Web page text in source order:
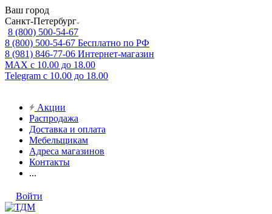
Ваш город
Санкт-Петербург
8 (800) 500-54-67
8 (800) 500-54-67 Бесплатно по РФ
8 (981) 846-77-06 Интернет-магазин
MAX с 10.00 до 18.00
Telegram с 10.00 до 18.00
Акции
Распродажа
Доставка и оплата
Мебельщикам
Адреса магазинов
Контакты
...
Войти